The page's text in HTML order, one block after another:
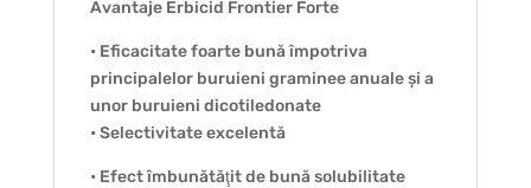
Avantaje Erbicid Frontier Forte
• Eficacitate foarte bună împotriva
principalelor buruieni graminee anuale și a
unor buruieni dicotiledonate
• Selectivitate excelentă
• Efect îmbunătăţit de bună solubilitate